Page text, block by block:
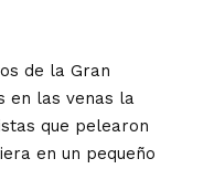
de la Gran
en las venas la
que pelearon
en un pequeño